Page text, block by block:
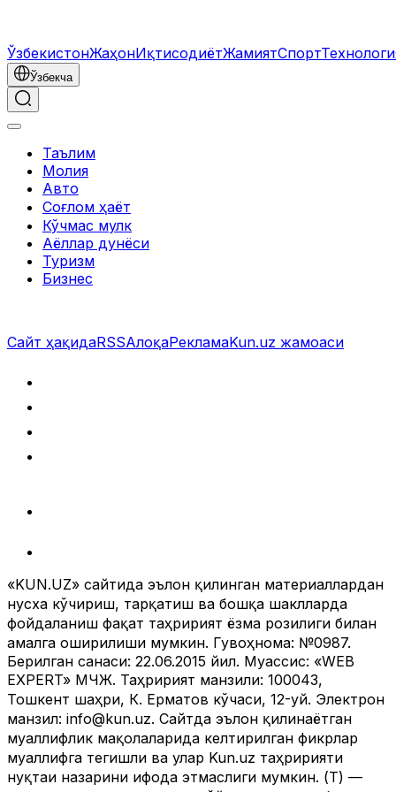
ЎзбекистонЖаҳонИқтисодиётЖамиятСпортТехнология
Ўзбекча
Таълим
Молия
Авто
Соғлом ҳаёт
Кўчмас мулк
Аёллар дунёси
Туризм
Бизнес
Сайт ҳақидаRSSАлоқаРекламаKun.uz жамоаси
«KUN.UZ» сайтида эълон қилинган материаллардан
нусха кўчириш, тарқатиш ва бошқа шаклларда
фойдаланиш фақат таҳририят ёзма розилиги билан
амалга оширилиши мумкин. Гувоҳнома: №0987.
Берилган санаси: 22.06.2015 йил. Муассис: «WEB
EXPERT» МЧЖ. Таҳририят манзили: 100043, Тошкент
шаҳри, К. Ерматов кўчаси, 12-уй. Электрон манзил:
info@kun.uz. Сайтда эълон қилинаётган муаллифлик
мақолаларида келтирилган фикрлар муаллифга
тегишли ва улар Kun.uz таҳририяти нуқтаи назарини
ифода этмаслиги мумкин. (Т) — мақола ва
материалларда қўйилган мазкур белги уларнинг